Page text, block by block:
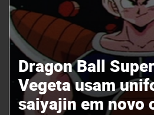
Dragon Ball
Vegeta usam
saiyajin em novo